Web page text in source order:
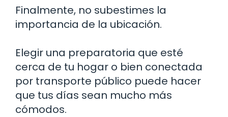
Finalmente, no subestimes la
importancia de la ubicación.
Elegir una preparatoria que esté
cerca de tu hogar o bien conectada
por transporte público puede hacer
que tus días sean mucho más
cómodos.